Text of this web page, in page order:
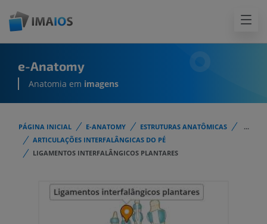
e-Anatomy
Anatomia em imagens
PÁGINA INICIAL E-ANATOMY ESTRUTURAS ANATÔMICAS
...
ARTICULAÇÕES INTERFALÂNGICAS DO PÉ
LIGAMENTOS INTERFALÂNGICOS PLANTARES